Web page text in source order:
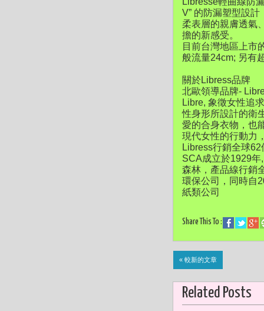
V” 的防漏塑型設
柔表層的親膚透氣
擔的新感受。
目前台灣地區上市
般流量24cm; 另有
關於Libress品牌
北歐領導品牌-
Libre, 象徵女性追
性身形所設計的衛
愛的合身衣物，也
現代女性的行動力
Libress行銷全球
SCA成立於1929
森林，產品線行銷
環保公司，同時自
紙類公司
Share This To :
« 較新的文章
Related Posts